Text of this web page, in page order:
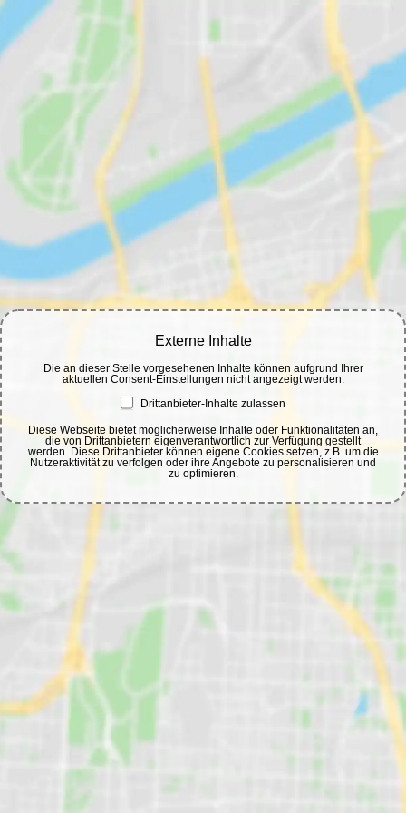
Externe Inhalte
Die an dieser Stelle vorgesehenen Inhalte können aufgrund Ihrer
aktuellen Consent-Einstellungen nicht angezeigt werden.
Drittanbieter-Inhalte zulassen
Diese Webseite bietet möglicherweise Inhalte oder Funktionalitäten an,
die von Drittanbietern eigenverantwortlich zur Verfügung gestellt
werden. Diese Drittanbieter können eigene Cookies setzen, z.B. um die
Nutzeraktivität zu verfolgen oder ihre Angebote zu personalisieren und
zu optimieren.